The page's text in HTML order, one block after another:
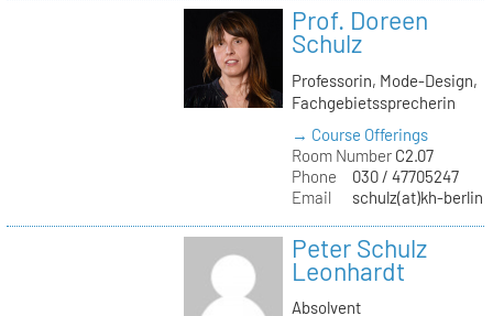
Prof. Doreen
Schulz
Professorin, Mode-Design,
Fachgebietssprecherin
→ Course Offerings
Room NumberC2.07
Phone
030 / 47705247
Email
schulz(at)kh-
Peter Schulz
Leonhardt
Absolvent